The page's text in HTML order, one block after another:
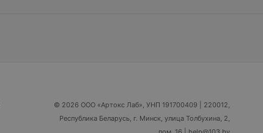
© 2026 ООО «Артокс Лаб», УНП 191700409 | 220012,
Республика Беларусь, г. Минск, улица Толбухина, 2,